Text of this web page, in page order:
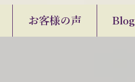
お客様の声 Blog